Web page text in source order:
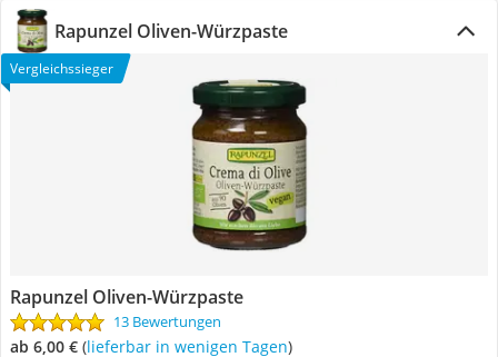
Rapunzel Oliven-Würzpaste
Vergleichssieger
Rapunzel Oliven-Würzpaste
13 Bewertungen
ab 6,00 € ( Lieferbar in wenigen Tagen)